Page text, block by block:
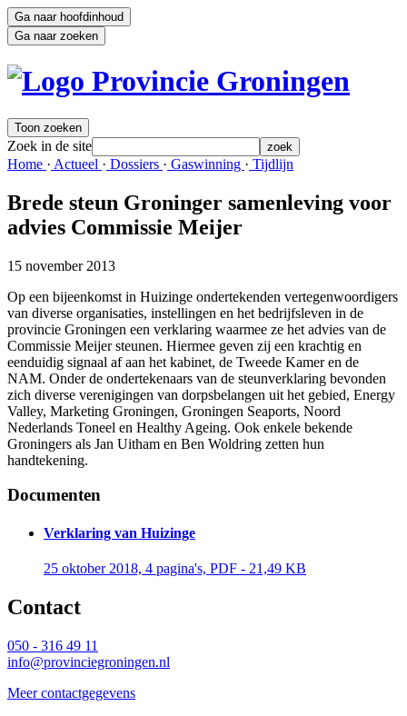
Ga naar hoofdinhoud
Ga naar zoeken
Toon zoeken
Zoek in de site zoek
Home · Actueel · Dossiers · Gaswinning · Tijdlijn
Brede steun Groninger samenleving voor
advies Commissie Meijer
15 november 2013
Op een bijeenkomst in Huizinge ondertekenden vertegenwoordigers
van diverse organisaties, instellingen en het bedrijfsleven in de
provincie Groningen een verklaring waarmee ze het advies van de
Commissie Meijer steunen. Hiermee geven zij een krachtig en
eenduidig signaal af aan het kabinet, de Tweede Kamer en de
NAM. Onder de ondertekenaars van de steunverklaring bevonden
zich diverse verenigingen van dorpsbelangen uit het gebied, Energy
Valley, Marketing Groningen, Groningen Seaports, Noord
Nederlands Toneel en Healthy Ageing. Ook enkele bekende
Groningers als Jan Uitham en Ben Woldring zetten hun
handtekening.
Documenten
Verklaring van Huizinge
25 oktober 2018, 4 pagina's, PDF - 21,49 KB
Contact
050 - 316 49 11
info@provinciegroningen.nl
Meer contactgegevens